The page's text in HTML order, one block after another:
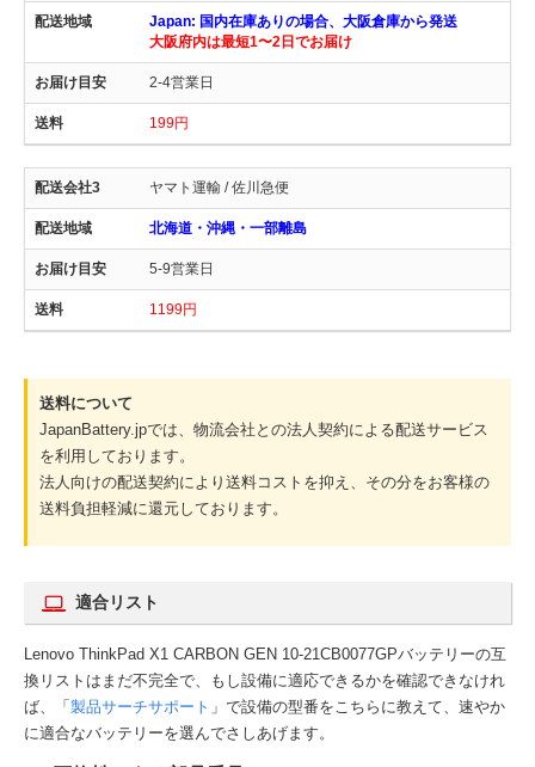
Japan: 国内在庫ありの場合、大阪倉庫から発送
大阪府内は最短1〜2日でお届け
2-4営業日
199円
ヤマト運輸 / 佐川急便
北海道・沖縄・一部離島
5-9営業日
1199円
送料について
JapanBattery.jpでは、物流会社との法人契約による配送サービス
を利用しております。
法人向けの配送契約により送料コストを抑え、その分をお客様の
送料負担軽減に還元しております。
適合リスト
Lenovo ThinkPad X1 CARBON GEN 10-21CB0077GPバッテリーの互
換リストはまだ不完全で、もし設備に適応できるかを確認できなけれ
ば、「 製品サーチサポート 」で設備の型番をこちらに教えて、速やか
に適合なバッテリーを選んでさしあげます。